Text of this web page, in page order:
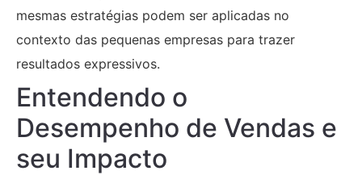
mesmas estratégias podem ser aplicadas no
contexto das pequenas empresas para trazer
resultados expressivos.
Entendendo o
Desempenho de Vendas e
seu Impacto